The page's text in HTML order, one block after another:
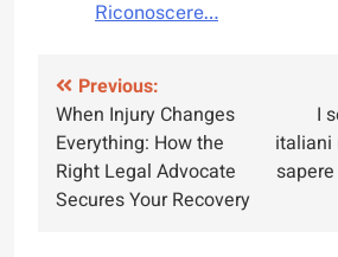
Riconoscere…
Post
navigation
Previous:
When Injury Changes
Everything: How the
Right Legal Advocate
Secures Your Recovery
I
italiani